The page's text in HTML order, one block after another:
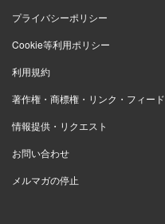
プライバシーポリシー
Cookie等利用ポリシー
利用規約
著作権・商標権・リンク・フィード
情報提供・リクエスト
お問い合わせ
メルマガの停止